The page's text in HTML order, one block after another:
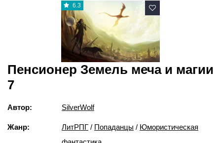
6.3
Пенсионер Земель меча и магии
7
Автор: SilverWolf
Жанр: ЛитРПГ / Попаданцы / Юмористическая